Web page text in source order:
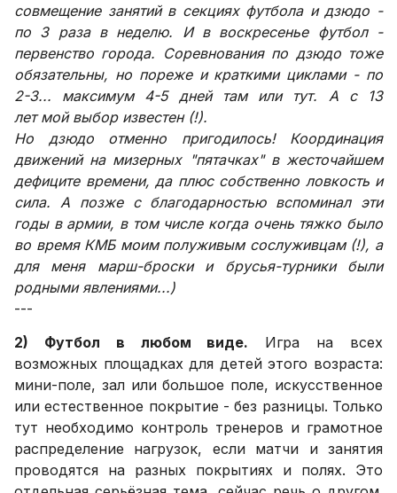
совмещение занятий в секциях футбола и дзюдо -
по 3 раза в неделю. И в воскресенье футбол -
первенство города. Соревнования по дзюдо тоже
обязательны, но пореже и краткими циклами - по
2-3... максимум 4-5 дней там или тут. А с 13
лет мой выбор известен (!).
Но дзюдо отменно пригодилось! Координация
движений на мизерных "пятачках" в жесточайшем
дефиците времени, да плюс собственно ловкость и
сила. А позже с благодарностью вспоминал эти
годы в армии, в том числе когда очень тяжко было
во время КМБ моим полуживым сослуживцам (!), а
для меня марш-броски и брусья-турники были
родными явлениями...)
---
2) Футбол в любом виде. Игра на всех
возможных площадках для детей этого возраста:
мини-поле, зал или большое поле, искусственное
или естественное покрытие - без разницы. Только
тут необходимо контроль тренеров и грамотное
распределение нагрузок, если матчи и занятия
проводятся на разных покрытиях и полях. Это